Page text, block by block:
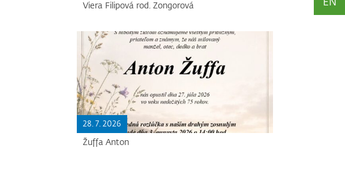
Viera Filipová rod. Zongorová
28. 7. 2026
Žuffa Anton